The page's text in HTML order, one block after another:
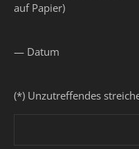
auf Papier)
— Datum
(*) Unzutreffendes